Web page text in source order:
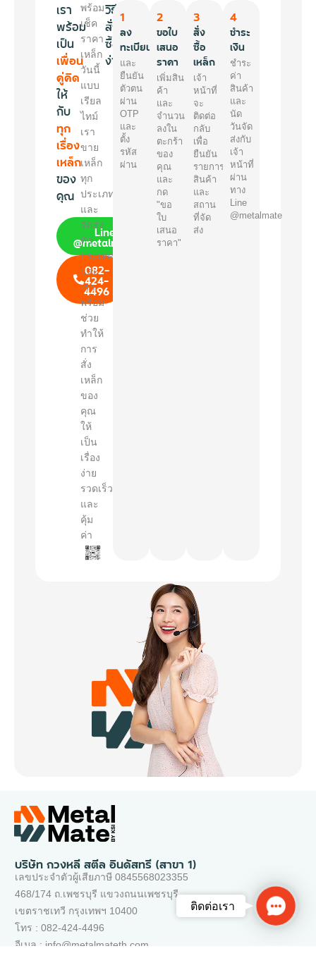
เรา
พร้อม
เป็น
เพื่อน
คู่คิด
ให้
กับ
ทุก
เรื่อง
เหล็ก
ของ
คุณ
Line
@metalmate
082-
424-
4496
พร้อม
เช็ค
ราคา
เหล็ก
วันนี้
แบบ
เรียล
ไทม์
เรา
ขาย
เหล็ก
ทุก
ประเภท
และ
จัดส่ง
ทั่ว
ประเทศ
และ
เรา
พร้อม
ช่วย
ทำให้
การ
สั่ง
เหล็ก
ของ
คุณ
ให้
เป็น
เรื่อง
ง่าย
รวดเร็ว
และ
คุ้ม
ค่า
วิธี
สั่ง
ซื้อ
ง่ายๆ
1
ลง
ทะเบียน
และ
ยืนยัน
ตัวตน
ผ่าน
OTP
และ
ตั้ง
รหัส
ผ่าน
2
ขอใบ
เสนอ
ราคา
เพิ่มสิน
ค้า
และ
จำนวน
ลงใน
ตะกร้า
ของ
คุณ
และ
กด
"ขอ
ใบ
เสนอ
ราคา"
3
สั่ง
ซื้อ
เหล็ก
เจ้า
หน้าที่
จะ
ติดต่อ
กลับ
เพื่อ
ยืนยัน
รายการ
สินค้า
และ
สถาน
ที่จัด
ส่ง
4
ชำระ
เงิน
ชำระ
ค่า
สินค้า
และ
นัด
วันจัด
ส่งกับ
เจ้า
หน้าที่
ผ่าน
ทาง
Line
@metalmate
บริษัท กวงหลี สตีล อินดัสทรี (สาขา 1)
เลขประจำตัวผู้เสียภาษี 0845568023355
468/174 ถ.เพชรบุรี แขวงถนนเพชรบุรี
เขตราชเทวี กรุงเทพฯ 10400
โทร : 082-424-4496
อีเมล : info@metalmateth.com
Us
ติดต่อเรา